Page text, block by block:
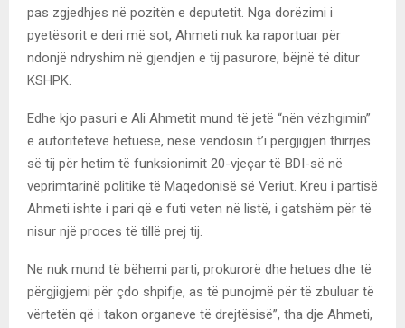
pas zgjedhjes në pozitën e deputetit. Nga dorëzimi i
pyetësorit e deri më sot, Ahmeti nuk ka raportuar për
ndonjë ndryshim në gjendjen e tij pasurore, bëjnë të ditur
KSHPK.
Edhe kjo pasuri e Ali Ahmetit mund të jetë “nën vëzhgimin”
e autoriteteve hetuese, nëse vendosin t’i përgjigjen thirrjes
së tij për hetim të funksionimit 20-vjeçar të BDI-së në
veprimtarinë politike të Maqedonisë së Veriut. Kreu i partisë
Ahmeti ishte i pari që e futi veten në listë, i gatshëm për të
nisur një proces të tillë prej tij.
Ne nuk mund të bëhemi parti, prokurorë dhe hetues dhe të
përgjigjemi për çdo shpifje, as të punojmë për të zbuluar të
vërtetën që i takon organeve të drejtësisë”, tha dje Ahmeti,